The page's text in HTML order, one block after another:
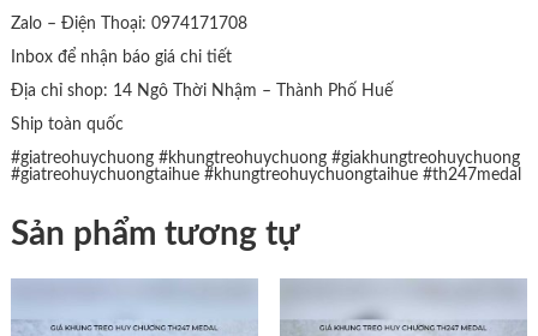
Zalo – Điện Thoại: 0974171708
Inbox để nhận báo giá chi tiết
Địa chỉ shop: 14 Ngô Thời Nhậm – Thành Phố Huế
Ship toàn quốc
#giatreohuychuong #khungtreohuychuong #giakhungtreohuychuong
#giatreohuychuongtaihue #khungtreohuychuongtaihue #th247medal
Sản phẩm tương tự